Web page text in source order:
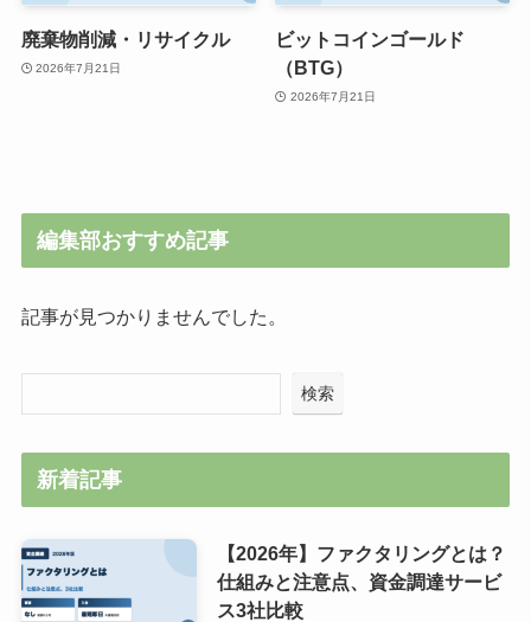
廃棄物削減・リサイクル
2026年7月21日
ビットコインゴールド
（BTG）
2026年7月21日
編集部おすすめ記事
記事が見つかりませんでした。
検索
新着記事
【2026年】ファクタリングとは？
仕組みと注意点、資金調達サービ
ス3社比較